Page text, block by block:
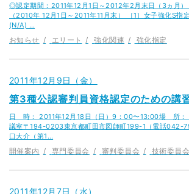
◎認定期間：2011年12月1日～2012年2月末日（3ヵ月）
（2010年 12月1日～2011年11月末） ［1］女子強化S指
(N/A) …
お知らせ エリート 強化関連 強化指定
2011年12月9日（金）
第3種公認審判員資格認定のための講
日 時： 2011年12月18日（日）9：00〜13:00場 所：
議室〒194-0203東京都町田市図師町199-1（電話
口大介（第1…
開催案内 専門委員会 審判委員会 技術委員会
2011年12月7日（水）